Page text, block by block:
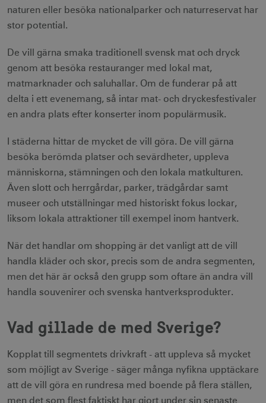
naturen eller besöka nationalparker och naturreservat har
stor potential.
De vill gärna smaka traditionell svensk mat och dryck
genom att besöka restauranger med lokal mat,
matmarknader och saluhallar. Om de funderar på att
delta i ett evenemang, så intar mat- och dryckesfestivaler
en andra plats efter konserter inom populärmusik.
I städerna hittar de mycket de vill göra. De vill gärna
besöka berömda platser och sevärdheter, uppleva
människorna, stämningen och den lokala matkulturen.
Även slott och herrgårdar, parker, trädgårdar samt
museer och utställningar med historiskt fokus lockar,
liksom lokala attraktioner till exempel inom hantverk.
När det handlar om shopping är det vanligt att de vill
handla kläder och skor, precis som de andra segmenten,
men det här är också den grupp som oftare än andra vill
handla souvenirer och svenska hantverksprodukter.
Vad gillade de med Sverige?
Kopplat till segmentets drivkraft - att uppleva så mycket
som möjligt av Sverige - säger många nyfikna upptäckare
att de vill göra en rundresa med boende på flera ställen,
men det som flest faktiskt har gjort under sin senaste